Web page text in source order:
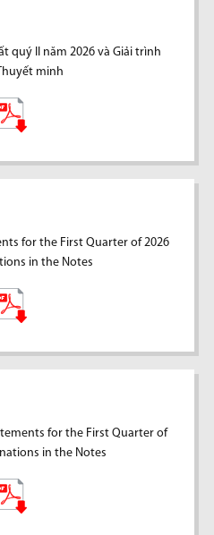
quý II năm 2026 và Giải trình
minh
for the First Quarter of 2026
in the Notes
for the First Quarter of
in the Notes